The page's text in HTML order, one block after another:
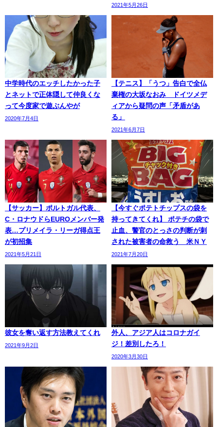
2021年5月26日
中学時代のエッチしたかった子
とネットで正体隠して仲良くな
って今度家で遊ぶんやが
2020年7月4日
【テニス】「うつ」告白で全仏
棄権の大坂なおみ ドイツメデ
ィアから疑問の声「矛盾があ
る」
2021年6月7日
【サッカー】ポルトガル代表、
C・ロナウドらEUROメンバー発
表…プリメイラ・リーガ得点王
が初招集
2021年5月21日
【今すぐポテトチップスの袋を
持ってきてくれ】 ポテチの袋で
止血、警官のとっさの判断が刺
された被害者の命救う 米ＮＹ
2021年7月20日
彼女を奪い返す方法教えてくれ
2021年9月2日
外人、アジア人はコロナガイ
ジ！差別したろ！
2020年3月30日